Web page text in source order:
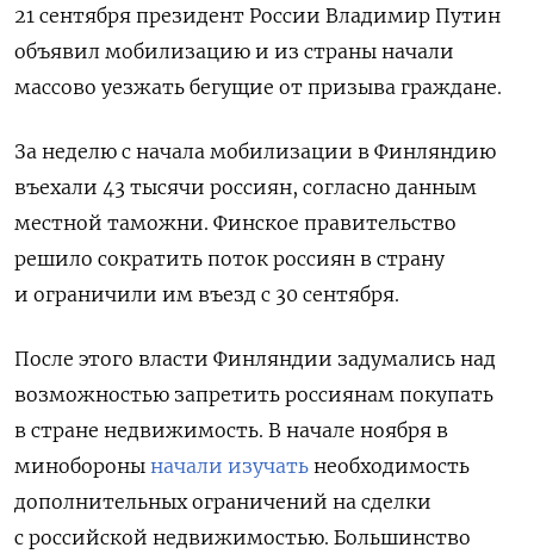
21 сентября президент России Владимир Путин
объявил мобилизацию и из страны начали
массово уезжать бегущие от призыва граждане.
За неделю с начала мобилизации в Финляндию
въехали 43 тысячи россиян, согласно данным
местной таможни. Финское правительство
решило сократить поток россиян в страну
и ограничили им въезд с 30 сентября.
После этого власти Финляндии задумались над
возможностью запретить россиянам покупать
в стране недвижимость. В начале ноября в
минобороны начали изучать необходимость
дополнительных ограничений на сделки
с российской недвижимостью. Большинство